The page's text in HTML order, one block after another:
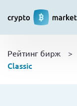
Рейтинг бирж >
Classic